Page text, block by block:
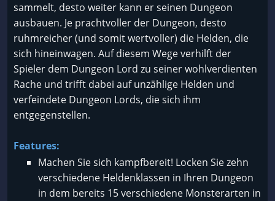
sammelt, desto weiter kann er seinen Dungeon
ausbauen. Je prachtvoller der Dungeon, desto
ruhmreicher (und somit wertvoller) die Helden, die
sich hineinwagen. Auf diesem Wege verhilft der
Spieler dem Dungeon Lord zu seiner wohlverdienten
Rache und trifft dabei auf unzählige Helden und
verfeindete Dungeon Lords, die sich ihm
entgegenstellen.
Features:
Machen Sie sich kampfbereit! Locken Sie zehn
verschiedene Heldenklassen in Ihren Dungeon
in dem bereits 15 verschiedene Monsterarten in